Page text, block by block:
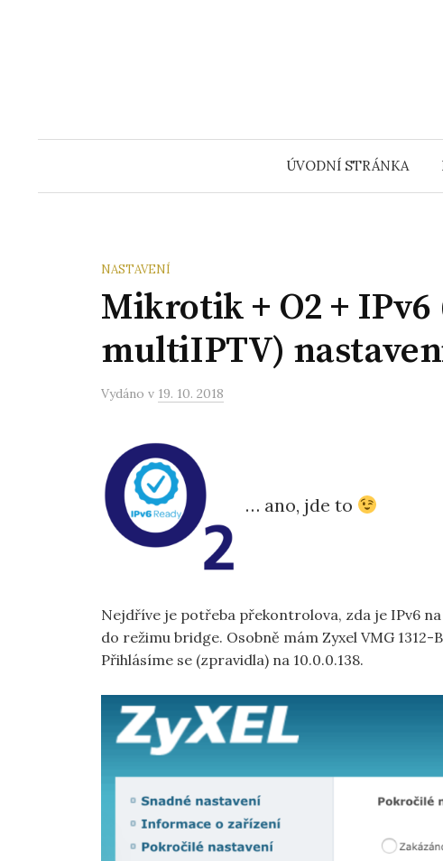
ÚVODNÍ STRÁNKA
NASTAVENÍ
Mikrotik + O2 +
multiIPTV)
Vydáno v 19. 10. 2018
… ano, jde to
Nejdříve je potřeba překontrolova, zda je IPv6
do režimu bridge. Osobně mám Zyxel VMG
Přihlásíme se (zpravidla) na 10.0.0.138.